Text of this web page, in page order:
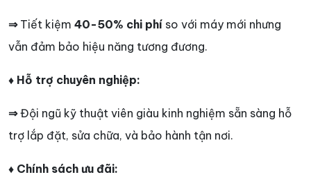
⇒ Tiết kiệm 40-50% chi phí so với máy mới nhưng
vẫn đảm bảo hiệu năng tương đương.
♦ Hỗ trợ chuyên nghiệp:
⇒Đội ngũ kỹ thuật viên giàu kinh nghiệm sẵn sàng hỗ
trợ lắp đặt, sửa chữa, và bảo hành tận nơi.
♦ Chính sách ưu đãi: